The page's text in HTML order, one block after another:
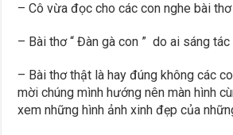
– Cô vừa đọc cho các con nghe bài
– Bài thơ “ Đàn gà con ” do ai sáng tác
– Bài thơ thật là hay đúng không các
mời chúng mình hướng nên màn hình
xem những hình ảnh xinh đẹp của